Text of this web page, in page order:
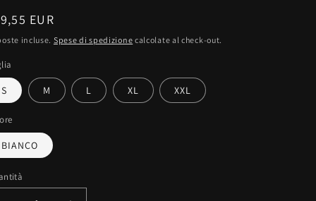
EUR
incluse. Spese di spedizione calcolate al check-out.
S M L XL XXL
BIANCO